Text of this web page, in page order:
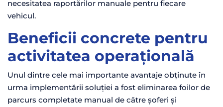
necesitatea raportărilor manuale pentru fiecare
vehicul.
Beneficii concrete pentru
activitatea operațională
Unul dintre cele mai importante avantaje obținute în
urma implementării soluției a fost eliminarea foilor de
parcurs completate manual de către șoferi și